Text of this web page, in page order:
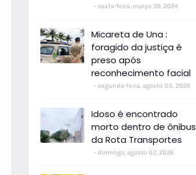
sexta-feira, março 29, 2024
Micareta de Una :
foragido da justiça é
preso após
reconhecimento facial
segunda-feira, agosto 03, 2026
Idoso é encontrado
morto dentro de ônibus
da Rota Transportes
domingo, agosto 02, 2026